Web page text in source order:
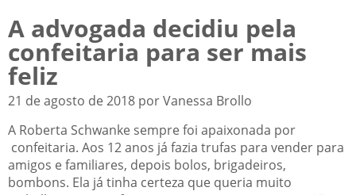
A advogada decidiu pela
confeitaria para ser mais
feliz
21 de agosto de 2018 por Vanessa Brollo
A Roberta Schwanke sempre foi apaixonada por
confeitaria. Aos 12 anos já fazia trufas para vender para
amigos e familiares, depois bolos, brigadeiros,
bombons. Ela já tinha certeza que queria muito